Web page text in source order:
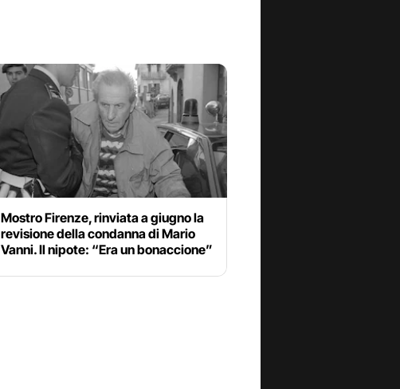
Mostro Firenze, rinviata a giugno la
revisione della condanna di Mario
Vanni. Il nipote: “Era un bonaccione”